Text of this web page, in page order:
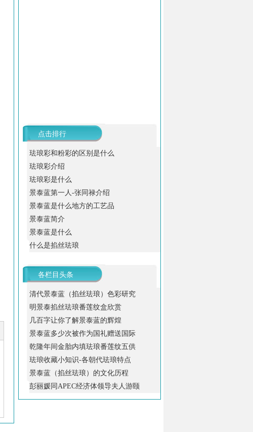
点击排行
珐琅彩和粉彩的区别是什么
珐琅彩介绍
珐琅彩是什么
景泰蓝第一人-张同禄介绍
景泰蓝是什么地方的工艺品
景泰蓝简介
景泰蓝是什么
什么是掐丝珐琅
各栏目头条
清代景泰蓝（掐丝珐琅）色彩研究
明景泰掐丝珐琅番莲纹盒欣赏
几百字让你了解景泰蓝的辉煌
景泰蓝多少次被作为国礼赠送国际
乾隆年间金胎内填珐琅番莲纹五供
珐琅收藏小知识-各朝代珐琅特点
景泰蓝（掐丝珐琅）的文化历程
彭丽媛同APEC经济体领导夫人游颐